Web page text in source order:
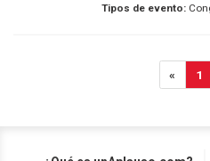
Tipos de evento:
« 1